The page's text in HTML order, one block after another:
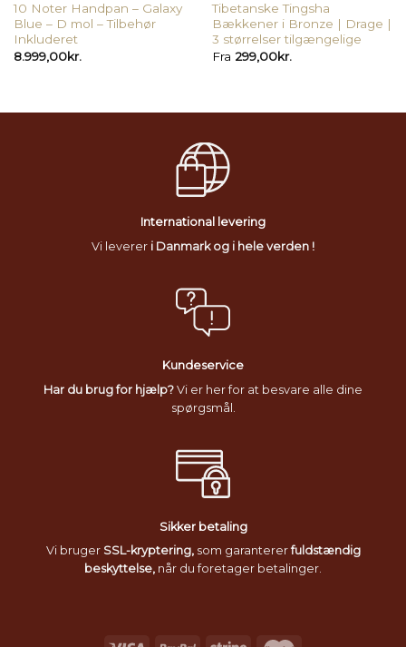
10 Noter Handpan – Galaxy
Blue – D mol – Tilbehør
Inkluderet
8.999,00kr.
Tibetanske Tingsha
Bækkener i Bronze | Drage |
3 størrelser tilgængelige
Fra 299,00kr.
International levering
Vi leverer i Danmark og i hele verden !
Kundeservice
Har du brug for hjælp? Vi er her for at besvare alle dine
spørgsmål.
Sikker betaling
Vi bruger SSL-kryptering,som garantererfuldstændig
beskyttelse, når du foretager betalinger.